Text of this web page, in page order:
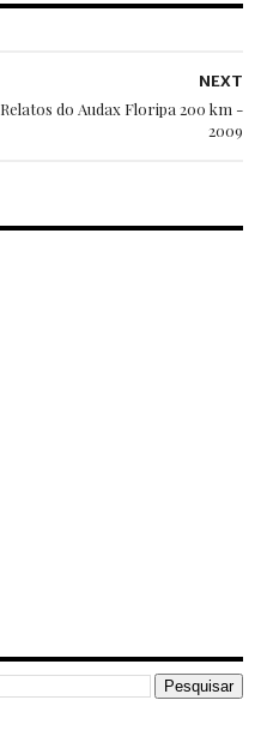
NEXT
Relatos do Audax Floripa 200 km -
2009